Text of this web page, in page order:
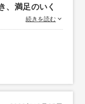
、満足のいく
続きを読む